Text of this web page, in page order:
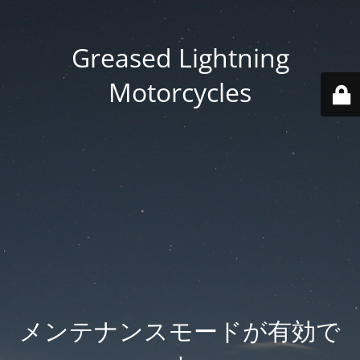
Greased Lightning
Motorcycles
メンテナンスモードが有効で